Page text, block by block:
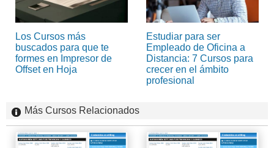
Los Cursos más
buscados para que te
formes en Impresor de
Offset en Hoja
Estudiar para ser
Empleado de Oficina a
Distancia: 7 Cursos para
crecer en el ámbito
profesional
Más Cursos Relacionados